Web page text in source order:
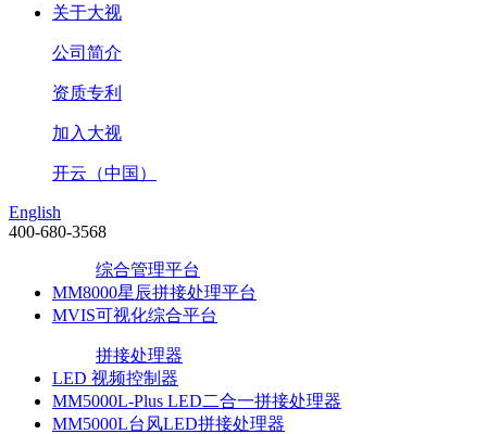
关于大视
公司简介
资质专利
加入大视
开云（中国）
English
400-680-3568
综合管理平台
MM8000星辰拼接处理平台
MVIS可视化综合平台
拼接处理器
LED 视频控制器
MM5000L-Plus LED二合一拼接处理器
MM5000L台风LED拼接处理器